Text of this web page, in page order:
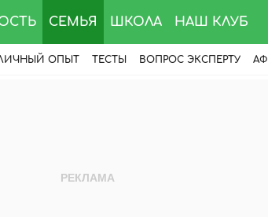
СЕМЬЯ ШКОЛА НАШ КЛУБ
ОПЫТ ТЕСТЫ ВОПРОС ЭКСПЕРТУ